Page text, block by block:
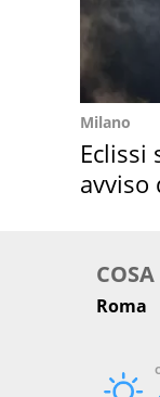
Milano
Eclissi
avviso